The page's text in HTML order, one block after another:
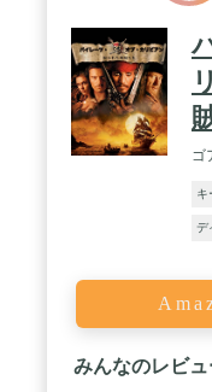
ゴ
キ
デ
みんなのレビュ